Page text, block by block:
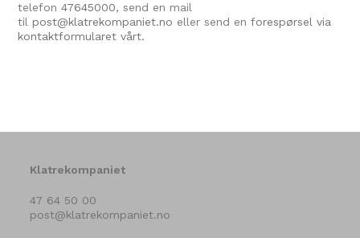
telefon47645000, send en mail
til post@klatrekompaniet.no eller send enforespørsel via
kontaktformularet vårt.
Klatrekompaniet
47 64 50 00
post@klatrekompaniet.no